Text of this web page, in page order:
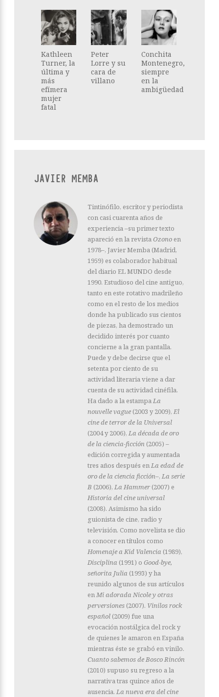
Kathleen
Turner, la
última y
más
efímera
mujer
fatal
Peter
Lorre y su
cara de
villano
Conchita
Montenegro,
siempre
en la
ambigüedad
JAVIER MEMBA
Tintinófilo, escritor y periodista
con casi cuarenta años de
experiencia –su primer texto
apareció en la revistaOzono en
1978–, Javier Memba (Madrid,
1959) es colaborador habitual
del diario EL MUNDO desde
1990. Estudioso del cine antiguo,
tanto en este rotativo madrileño
como en el resto de los medios
donde ha publicado sus cientos
de piezas, ha demostrado un
decidido interés por cuanto
concierne a la gran pantalla.
Puede y debe decirse que el
setenta por ciento de su
actividad literaria viene a dar
cuenta de su actividad cinéfila.
Ha dado a la estampaLa
nouvelle vague (2003 y 2009), El
cine de terror de la Universal
(2004 y 2006), La década de oro
de la ciencia-ficción (2005) –
edición corregida y aumentada
tres años después enLa edad de
oro de la ciencia ficción–, La serie
B (2006), La Hammer (2007) e
Historia del cine universal
(2008). Asimismo ha sido
guionista de cine, radio y
televisión. Como novelista se dio
a conocer en títulos como
Homenaje a Kid Valencia (1989),
Disciplina (1991) o Good-bye,
señorita Julia (1993) y ha
reunido algunos de sus artículos
enMi adorada Nicole y otras
perversiones (2007). Vinilos rock
español (2009) fue una
evocación nostálgica del rock y
de quienes le amaron en España
mientras éste se grabó en vinilo.
Cuanto sabemos de Bosco Rincón
(2010) supuso su regreso a la
narrativa tras quince años de
ausencia. La nueva era del cine